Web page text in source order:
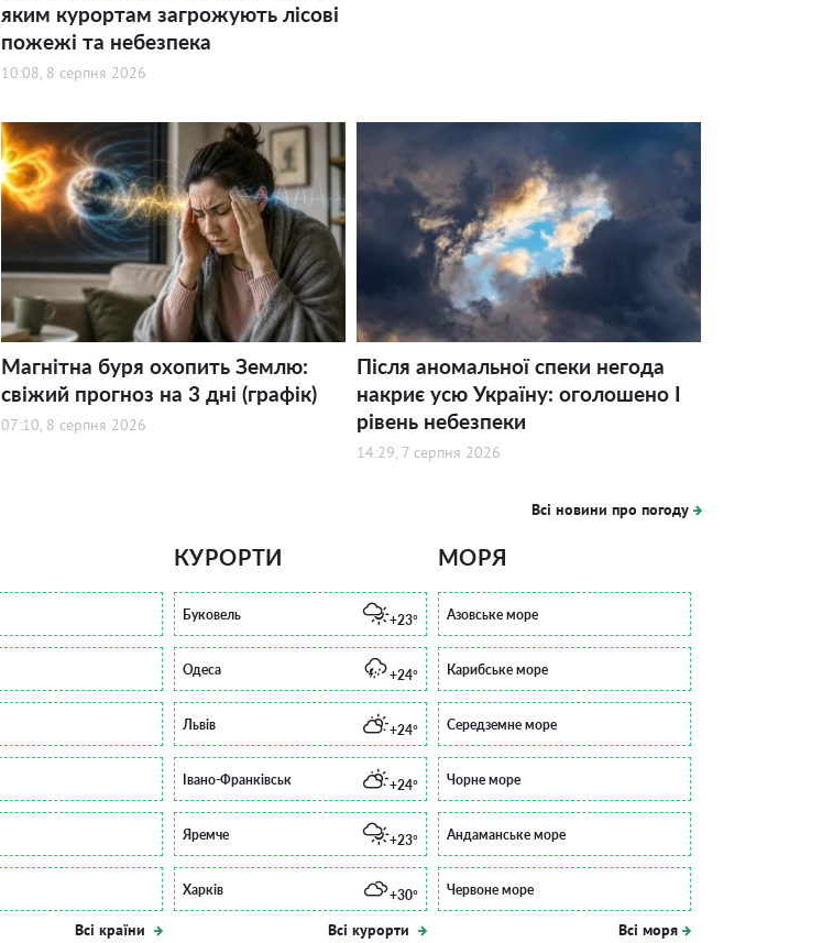
яким курортам загрожують лісові
пожежі та небезпека
10:08, 8 серпня 2026
Магнітна буря охопить Землю:
свіжий прогноз на 3 дні (графік)
07:10, 8 серпня 2026
Після аномальної спеки негода
накриє усю Україну: оголошено І
рівень небезпеки
14:29, 7 серпня 2026
Всі новини про погоду
Всі країни
КУРОРТИ
Буковель +23°
Одеса +24°
Львів +24°
Івано-Франківськ +24°
Яремче +23°
Харків +30°
Всі курорти
МОРЯ
Азовське море
Карибське море
Середземне море
Чорне море
Андаманське море
Червоне море
Всі моря